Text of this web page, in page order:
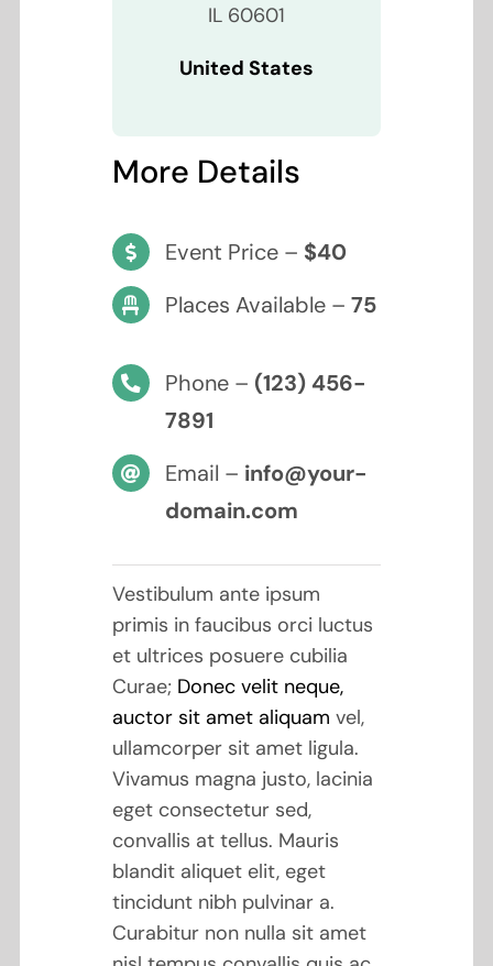
IL 60601
United States
More Details
Event Price – $40
Places Available – 75
Phone – (123) 456-
7891
Email – info@your-
domain.com
Vestibulum ante ipsum
primis in faucibus orci luctus
et ultrices posuere cubilia
Curae; Donec velit neque,
auctor sit amet aliquam vel,
ullamcorper sit amet ligula.
Vivamus magna justo, lacinia
eget consectetur sed,
convallis at tellus. Mauris
blandit aliquet elit, eget
tincidunt nibh pulvinar a.
Curabitur non nulla sit amet